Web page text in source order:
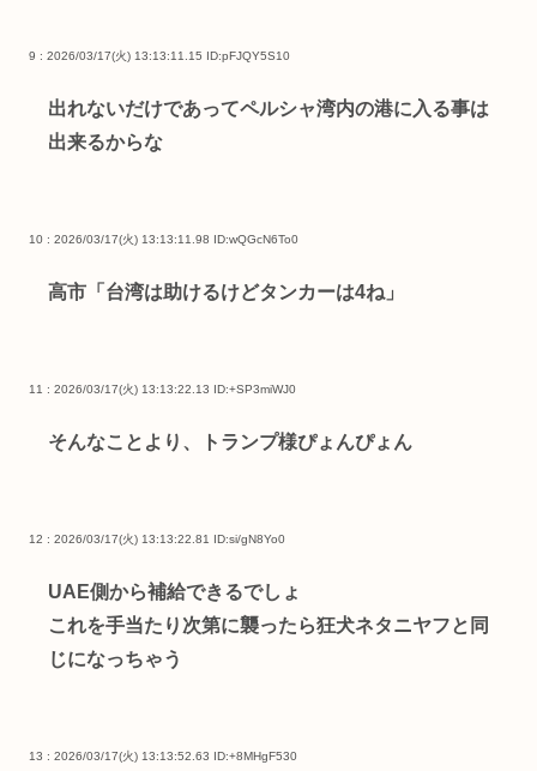
9 : 2026/03/17(火) 13:13:11.15 ID:pFJQY5S10
出れないだけであってペルシャ湾内の港に入る事は
出来るからな
10 : 2026/03/17(火) 13:13:11.98 ID:wQGcN6To0
高市「台湾は助けるけどタンカーは4ね」
11 : 2026/03/17(火) 13:13:22.13 ID:+SP3miWJ0
そんなことより、トランプ様ぴょんぴょん
12 : 2026/03/17(火) 13:13:22.81 ID:si/gN8Yo0
UAE側から補給できるでしょ
これを手当たり次第に襲ったら狂犬ネタニヤフと同
じになっちゃう
13 : 2026/03/17(火) 13:13:52.63 ID:+8MHgF530